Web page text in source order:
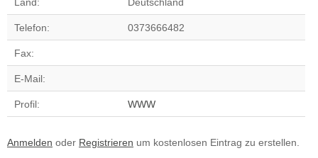
Telefon: 0373666482
Fax:
E-Mail:
Profil: WWW
Anmelden oder Registrieren um kostenlosen Eintrag zu erstellen.